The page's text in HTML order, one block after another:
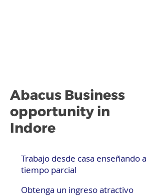
Abacus Business
opportunity in
Indore
Trabajo desde casa enseñando a
tiempo parcial
Obtenga un ingreso atractivo